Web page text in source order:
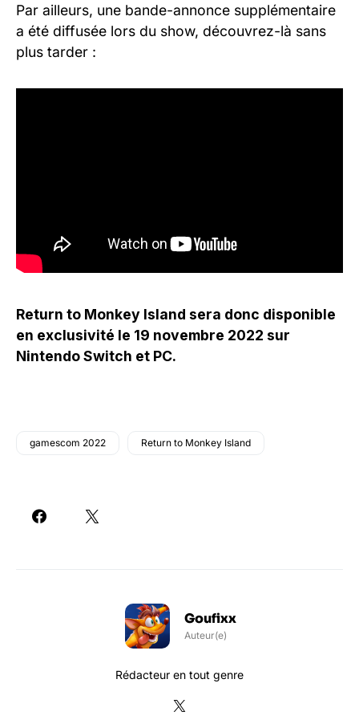
Par ailleurs, une bande-annonce supplémentaire
a été diffusée lors du show, découvrez-là sans
plus tarder :
Return to Monkey Island sera donc disponible
en exclusivité le 19 novembre 2022 sur
Nintendo Switch et PC.
gamescom 2022 Return to Monkey Island
Goufixx
Auteur(e)
Rédacteur en tout genre